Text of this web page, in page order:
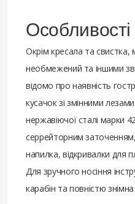
Окрім кресала та
необмежений та іншими
відомо про наявність
кусачок зі змінними
нержавіючої сталі марки
серрейторним
напилка, відкривалки для
Для зручного носіння
карабін та повністю знімна